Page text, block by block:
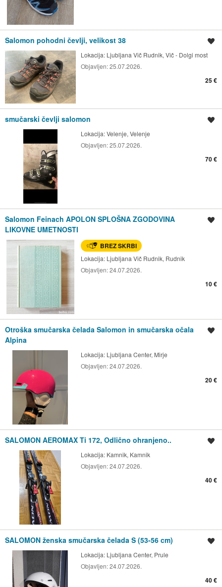
Salomon pohodni čevlji, velikost 38
Lokacija: Ljubljana Vič Rudnik, Vič - Dolgi most
Objavljen:25.07.2026.
25 €
smučarski čevlji salomon
Lokacija:Velenje, Velenje
Objavljen:25.07.2026.
70 €
Salomon Feinach APOLON SPLOŠNA ZGODOVINA
LIKOVNE UMETNOSTI
BREZ SKRBI
Lokacija: Ljubljana Vič Rudnik, Rudnik
Objavljen:24.07.2026.
10 €
Otroška smučarska čelada Salomon in smučarska očala
Alpina
Lokacija: Ljubljana Center, Mirje
Objavljen:24.07.2026.
20 €
SALOMON AEROMAX Ti 172, Odlično ohranjeno..
Lokacija: Kamnik, Kamnik
Objavljen:24.07.2026.
40 €
SALOMON ženska smučarska čelada S (53-56 cm)
Lokacija: Ljubljana Center, Prule
Objavljen:24.07.2026.
40 €